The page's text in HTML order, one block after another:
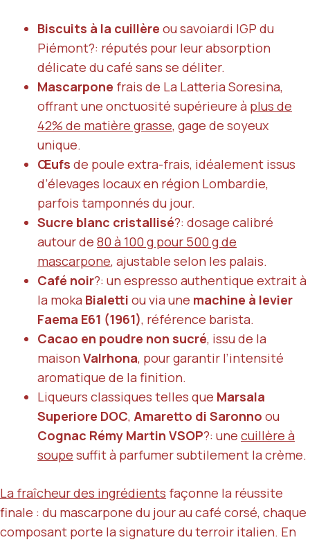
Biscuits à la cuillère ou savoiardi IGP du
Piémont?: réputés pour leur absorption
délicate du café sans se déliter.
Mascarpone frais de La Latteria Soresina,
offrant une onctuosité supérieure à plus de
42% de matière grasse, gage de soyeux
unique.
Œufs de poule extra-frais, idéalement issus
d’élevages locaux en région Lombardie,
parfois tamponnés du jour.
Sucre blanc cristallisé?: dosage calibré
autour de 80 à 100 g pour 500 g de
mascarpone, ajustable selon les palais.
Café noir?: un espresso authentique extrait à
la moka Bialetti ou via une machine à levier
Faema E61 (1961), référence barista.
Cacao en poudre non sucré, issu de la
maison Valrhona, pour garantir l’intensité
aromatique de la finition.
Liqueurs classiques telles que Marsala
Superiore DOC, Amaretto di Saronno ou
Cognac Rémy Martin VSOP?: une cuillère à
soupe suffit à parfumer subtilement la crème.
La fraîcheur des ingrédients façonne la réussite
finale : du mascarpone du jour au café corsé, chaque
composant porte la signature du terroir italien. En